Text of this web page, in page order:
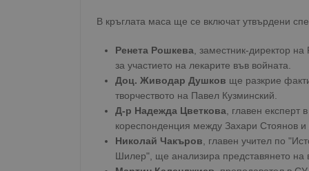
В кръглата маса ще се включат утвърдени
Ренета Рошкева, заместник-директор
за участието на лекарите във войната.
Доц. Живодар Душков ще разкрие
творчеството на Павел Кузминский.
Д-р Надежда Цветкова, главен експерт
кореспонденция между Захари Стоянов
Николай Чакъров, главен учител по
Шилер", ще анализира представянето на